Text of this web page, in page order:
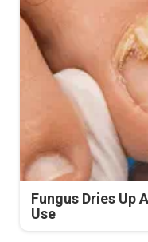
Fungus Dries Up
Use